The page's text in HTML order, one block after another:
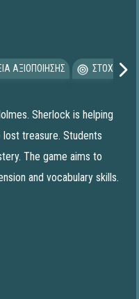
ΑΞΙΟΠΟΙΗΣΗΣ
Sherlock is helping
lost treasure. Students
The game aims to
and vocabulary skills.